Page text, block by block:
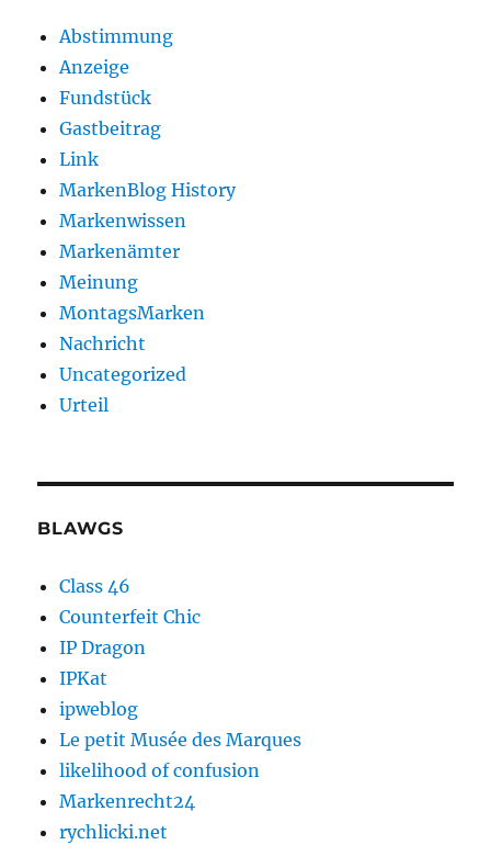
Abstimmung
Anzeige
Fundstück
Gastbeitrag
Link
MarkenBlog History
Markenwissen
Markenämter
Meinung
MontagsMarken
Nachricht
Uncategorized
Urteil
BLAWGS
Class 46
Counterfeit Chic
IP Dragon
IPKat
ipweblog
Le petit Musée des Marques
likelihood of confusion
Markenrecht24
rychlicki.net